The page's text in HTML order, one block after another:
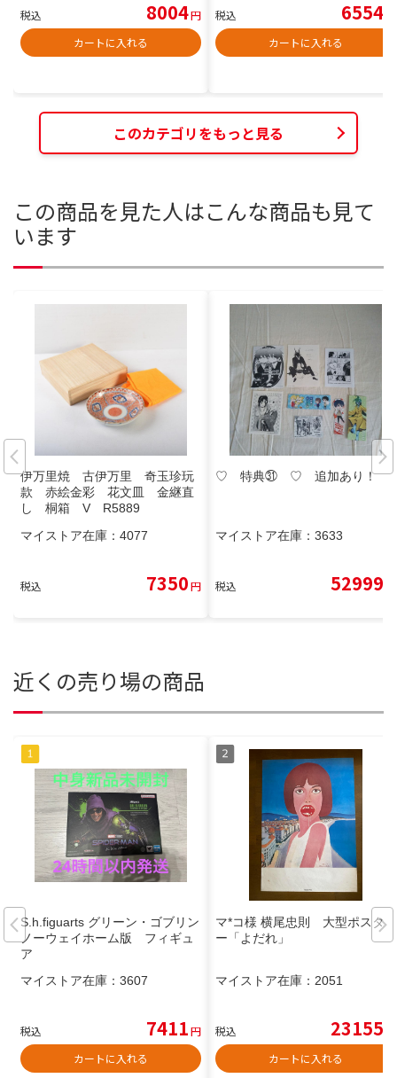
税込 8004円
カートに入れる
税込 6554
カートに入れる
このカテゴリをもっと見る
この商品を見た人はこんな商品も見て
います
伊万里焼 古伊万里 奇玉珍玩
款 赤絵金彩 花文皿 金継直
し 桐箱 V R5889
マイストア在庫： 4077
税込 7350円
♡ 特典㉛ ♡ 追加あり！
マイストア在庫： 3633
税込 52999
近くの売り場の商品
S.h.figuarts グリーン・ゴブリン
ノーウェイホーム版 フィギュ
ア
マイストア在庫： 3607
税込 7411円
カートに入れる
マ*コ様 横尾忠則 大型ポスタ
ー「よだれ」
マイストア在庫： 2051
税込 23155
カートに入れる